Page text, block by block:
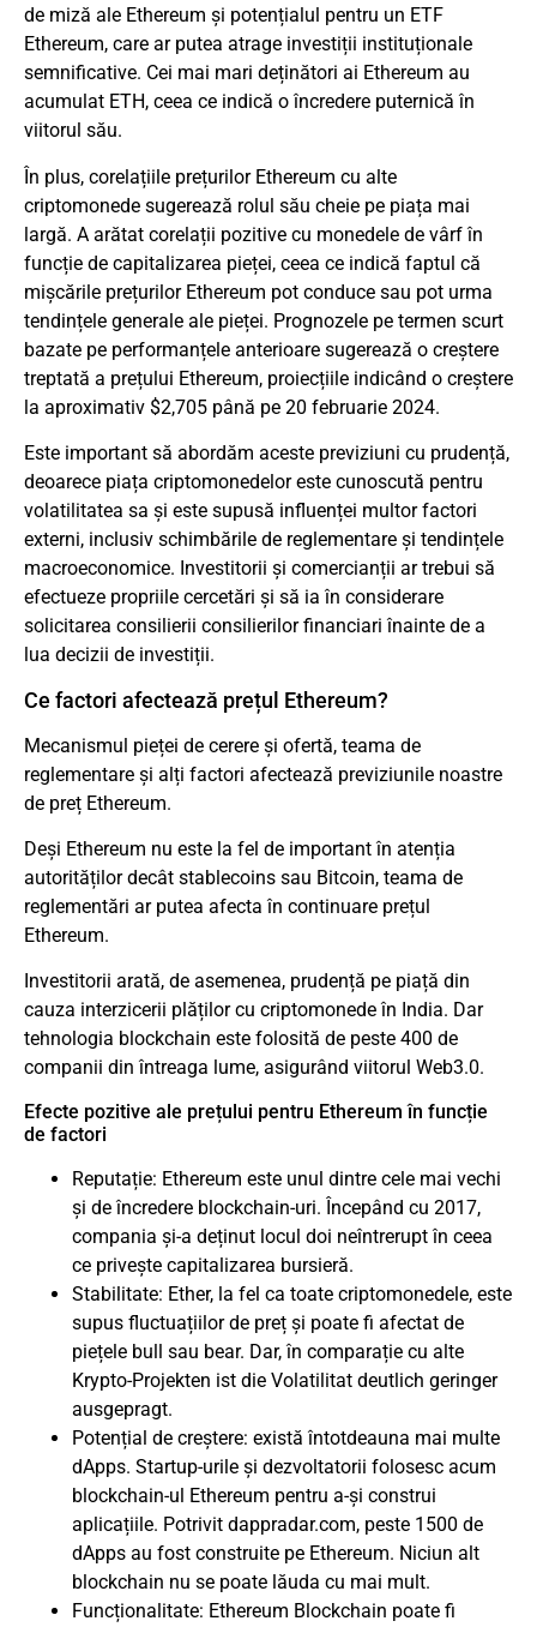
de miză ale Ethereum și potențialul pentru un ETF
Ethereum, care ar putea atrage investiții instituționale
semnificative. Cei mai mari deținători ai Ethereum au
acumulat ETH, ceea ce indică o încredere puternică în
viitorul său.
În plus, corelațiile prețurilor Ethereum cu alte
criptomonede sugerează rolul său cheie pe piața mai
largă. A arătat corelații pozitive cu monedele de vârf în
funcție de capitalizarea pieței, ceea ce indică faptul că
mișcările prețurilor Ethereum pot conduce sau pot urma
tendințele generale ale pieței. Prognozele pe termen scurt
bazate pe performanțele anterioare sugerează o creștere
treptată a prețului Ethereum, proiecțiile indicând o creștere
la aproximativ $2,705 până pe 20 februarie 2024.
Este important să abordăm aceste previziuni cu prudență,
deoarece piața criptomonedelor este cunoscută pentru
volatilitatea sa și este supusă influenței multor factori
externi, inclusiv schimbările de reglementare și tendințele
macroeconomice. Investitorii și comercianții ar trebui să
efectueze propriile cercetări și să ia în considerare
solicitarea consilierii consilierilor financiari înainte de a
lua decizii de investiții.
Ce factori afectează prețul Ethereum?
Mecanismul pieței de cerere și ofertă, teama de
reglementare și alți factori afectează previziunile noastre
de preț Ethereum.
Deși Ethereum nu este la fel de important în atenția
autorităților decât stablecoins sau Bitcoin, teama de
reglementări ar putea afecta în continuare prețul
Ethereum.
Investitorii arată, de asemenea, prudență pe piață din
cauza interzicerii plăților cu criptomonede în India. Dar
tehnologia blockchain este folosită de peste 400 de
companii din întreaga lume, asigurând viitorul Web3.0.
Efecte pozitive ale prețului pentru Ethereum în funcție
de factori
Reputație: Ethereum este unul dintre cele mai vechi
și de încredere blockchain-uri. Începând cu 2017,
compania și-a deținut locul doi neîntrerupt în ceea
ce privește capitalizarea bursieră.
Stabilitate: Ether, la fel ca toate criptomonedele, este
supus fluctuațiilor de preț și poate fi afectat de
piețele bull sau bear. Dar, în comparație cu alte
Krypto-Projekten ist die Volatilitat deutlich geringer
ausgepragt.
Potențial de creștere: există întotdeauna mai multe
dApps. Startup-urile și dezvoltatorii folosesc acum
blockchain-ul Ethereum pentru a-și construi
aplicațiile. Potrivit dappradar.com, peste 1500 de
dApps au fost construite pe Ethereum. Niciun alt
blockchain nu se poate lăuda cu mai mult.
Funcționalitate: Ethereum Blockchain poate fi